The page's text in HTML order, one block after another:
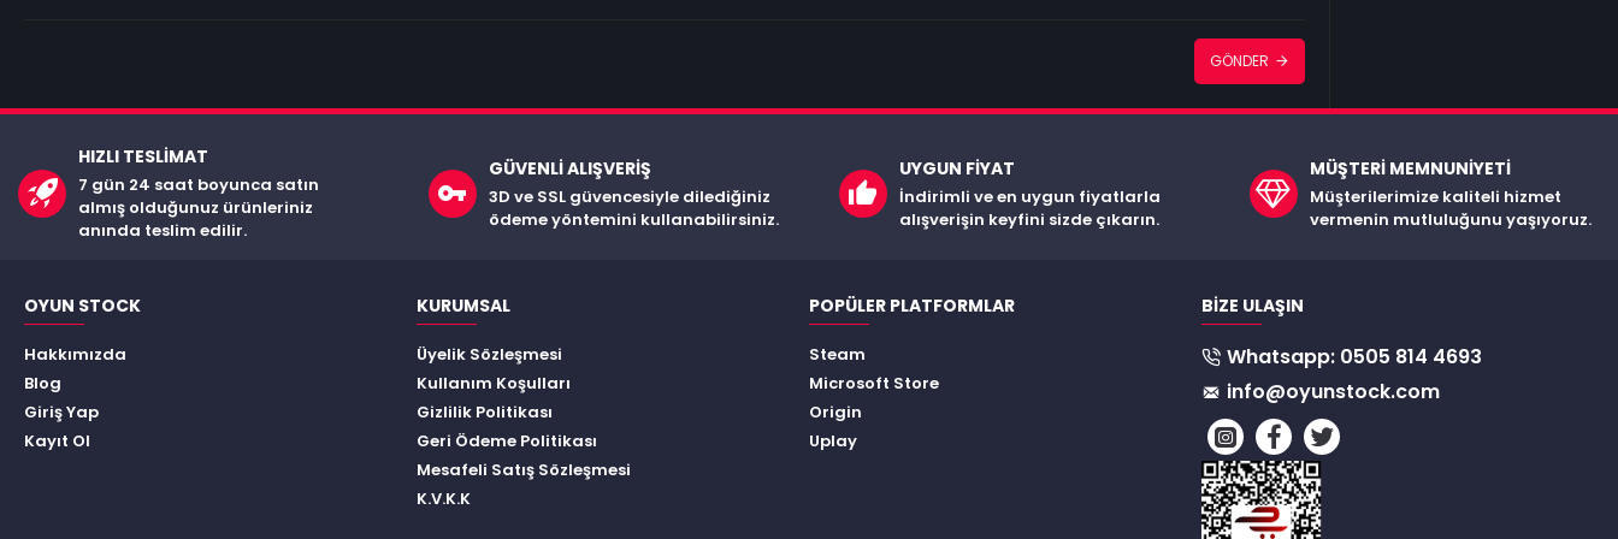
GÖNDER
HIZLI TESLIMAT
7 gün 24 saat boyunca satın
almış olduğunuz ürünleriniz
anında teslim edilir.
GÜVENLI ALIŞVERIŞ
3D ve SSL güvencesiyle dilediğiniz
ödeme yöntemini kullanabilirsiniz.
UYGUN FIYAT
İndirimli ve en uygun fiyatlarla
alışverişin keyfini sizde çıkarın.
MÜŞTERI MEMNUNIYETI
Müşterilerimize kaliteli hizmet
vermenin mutluluğunu yaşıyoruz.
OYUN STOCK
Hakkımızda
Blog
Giriş Yap
Kayıt Ol
KURUMSAL
Üyelik Sözleşmesi
Kullanım Koşulları
Gizlilik Politikası
Geri Ödeme Politikası
Mesafeli Satış Sözleşmesi
K.V.K.K
POPÜLER PLATFORMLAR
Steam
Microsoft Store
Origin
Uplay
BIZE ULAŞIN
Whatsapp: 0505 814 4693
info@oyunstock.com